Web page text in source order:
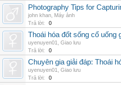
Photography Tips for
john khan Máy ảnh
Trả lời:
0
Thoái hóa đốt sống cổ uống
uyenuyen01
Giao lưu
Trả lời:
0
Chuyên gia giải đáp: Thoái
uyenuyen01
Giao lưu
Trả lời:
0